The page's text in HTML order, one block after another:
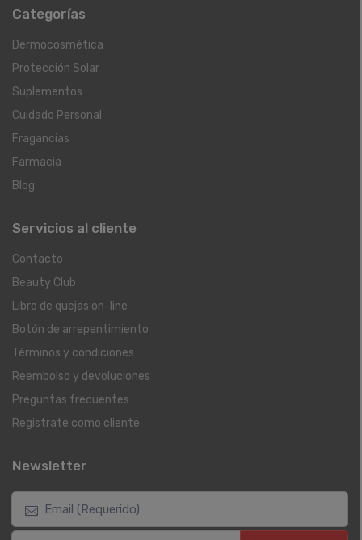
Categorías
Dermocosmética
Protección Solar
Suplementos
Cuidado Personal
Fragancias
Farmacia
Blog
Servicios al cliente
Contacto
Beauty Club
Libro de quejas on-line
Botón de arrepentimiento
Términos y condiciones
Reembolso y devoluciones
Preguntas frecuentes
Registrate como cliente
Newsletter